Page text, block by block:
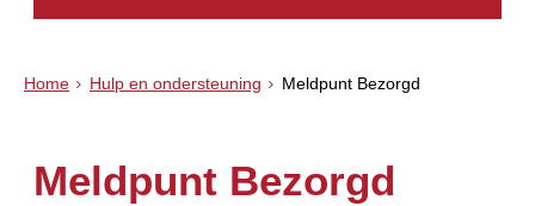
Home Hulp en ondersteuning Meldpunt Bezorgd
Meldpunt Bezorgd